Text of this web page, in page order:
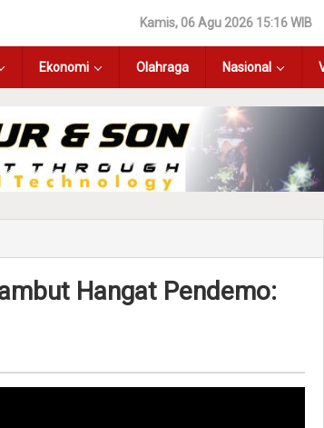
Kamis, 06 Agu 2026 15:16 WIB
Ekonomi Olahraga Nasional
Hangat Pendemo: